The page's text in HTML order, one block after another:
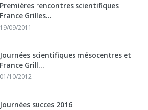
Premières rencontres scientifiques
France Grilles...
19/09/2011
Journées scientifiques mésocentres et
France Grill...
01/10/2012
Journées succes 2016